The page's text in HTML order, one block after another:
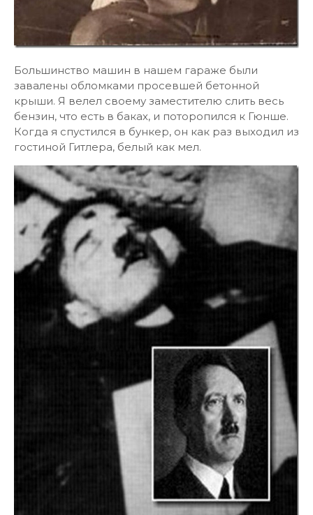
Большинство машин в нашем гараже были
завалены обломками просевшей бетонной
крыши. Я велел своему заместителю слить весь
бензин, что есть в баках, и поторопился к Гюнше.
Когда я спустился в бункер, он как раз выходил из
гостиной Гитлера, белый как мел.